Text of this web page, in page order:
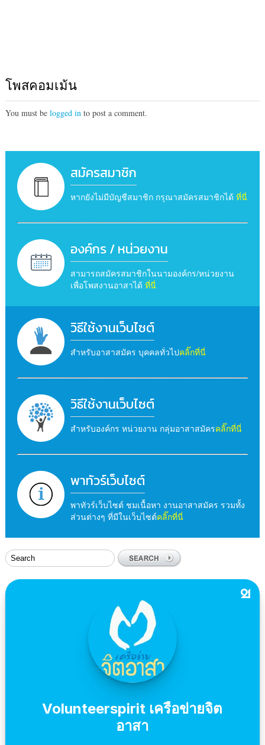
โพสคอมเม้น
You must be logged into post a comment.
สมัครสมาชิก
หากยังไม่มีบัญชีสมาชิก กรุณาสมัครสมาชิกได้ ที่นี่
องค์กร / หน่วยงาน
สามารถสมัครสมาชิกในนามองค์กร/หน่วยงาน
เพื่อโพสงานอาสาได้ ที่นี่
วิธีใช้งานเว็บไซต์
สำหรับอาสาสมัคร บุคคลทั่วไปคลิ๊กที่นี่
วิธีใช้งานเว็บไซต์
สำหรับองค์กร หน่วยงาน กลุ่มอาสาสมัครคลิ๊กที่นี่
พาทัวร์เว็บไซต์
พาทัวร์เว็บไซต์ ชมเนื้อหา งานอาสาสมัคร รวมทั้ง
ส่วนต่างๆ ที่มีในเว็บไซต์คลิ๊กที่นี่